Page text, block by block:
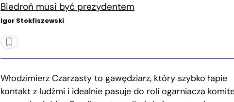
Biedroń musi być prezydentem
Igor Stokfiszewski
Włodzimierz Czarzasty to gawędziarz, który szybko łapie
kontakt z ludźmi i idealnie pasuje do roli ogarniacza